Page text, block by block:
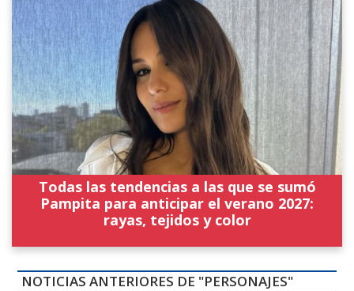
Todas las tendencias a las que se sumó
Pampita para anticipar el verano 2027:
rayas, tejidos y color
NOTICIAS ANTERIORES DE "PERSONAJES"